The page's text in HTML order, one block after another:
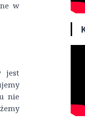
w
jest
nie